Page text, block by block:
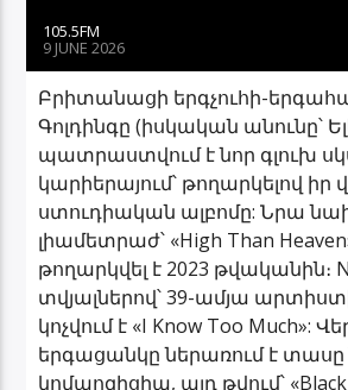
105.5FM
9 JUNE 2026
Բրիտանացի երգչուհի-
Գոլդինգը (իսկական անունը՝
պատրաստվում է նոր գլուխ
կարիերայում՝ թողարկելով իր
ստուդիական ալբոմը: Նրա
լիամետրաժ՝ «High Than
թողարկվել է 2023 թվականին։
տվյալներով՝ 39-ամյա
կոչվում է «I Know Too Much»:
երգացանկը ներառում է տասը
կոմպոզիցիա, այդ թվում՝ «Black